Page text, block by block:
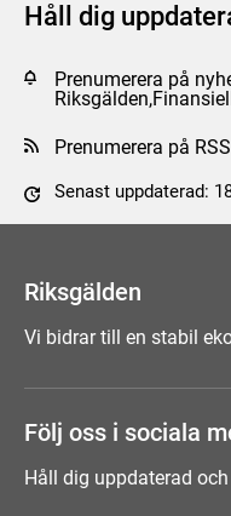
Håll dig
Prenumerera på
Prenumerera på
Senast uppdaterad:
Riksgälden
Vi bidrar till en stabil
Följ oss i sociala
Håll dig uppdaterad